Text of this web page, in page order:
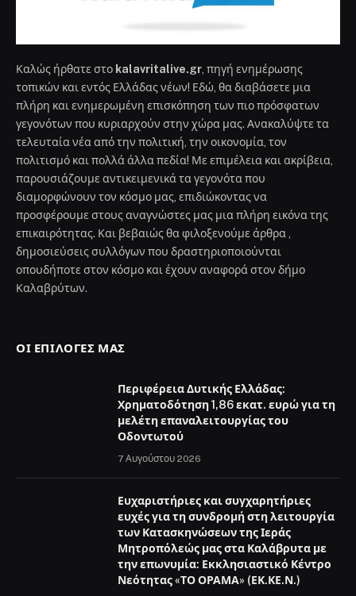
Καλώς ήρθατε στο kalavritalive.gr , πηγή ενημέρωσης
τοπικών και εντός Ελλάδας νέων! Εδώ, θα διαβάσετε μια
πλήρη και ενημερωμένη επισκόπηση των πιο πρόσφατων
γεγονότων που κυριαρχούν στην χώρα μας. Ανακαλύψτε τα
τελευταία νέα από την πολιτική, την οικονομία, τον
πολιτισμό και πολλά άλλα πεδία! Με επιμέλεια και ακρίβεια,
παρουσιάζουμε αντικειμενικά τα γεγονότα που
διαμορφώνουν τον κόσμο μας, επιδιώκοντας να
προσφέρουμε στους αναγνώστες μας μια πλήρη εικόνα της
επικαιρότητας. Και βεβαιώς θα φιλοξενούμε άρθρα ,
δημοσιεύσεις συλλόγων που δραστηριοποιούνται
οπουδήποτε στον κόσμο και έχουν αναφορά στον δήμο
Καλαβρύτων.
ΟΙ ΕΠΙΛΟΓΈΣ ΜΑΣ
Περιφέρεια Δυτικής Ελλάδας:
Χρηματοδότηση 1,86 εκατ. ευρώ για τη
μελέτη επαναλειτουργίας του
Οδοντωτού
7 Αυγούστου 2026
Ευχαριστήριες και συγχαρητήριες
ευχές για τη συνδρομή στη λειτουργία
των Κατασκηνώσεων της Ιεράς
Μητροπόλεώς μας στα Καλάβρυτα με
την επωνυμία: Εκκλησιαστικό Κέντρο
Νεότητας «ΤΟ ΟΡΑΜΑ» (ΕΚ.ΚΕ.Ν.)